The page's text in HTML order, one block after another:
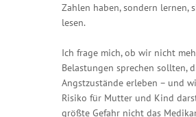
Zahlen haben, sondern lernen,
lesen.
Ich frage mich, ob wir nicht
Belastungen sprechen sollten,
Angstzustände erleben – und
Risiko für Mutter und Kind
größte Gefahr nicht das